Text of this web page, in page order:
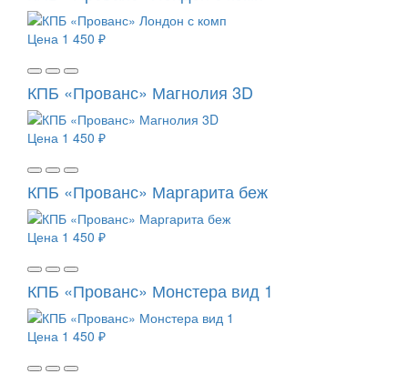
Цена 1 450 ₽
КПБ «Прованс» Магнолия 3D
Цена 1 450 ₽
КПБ «Прованс» Маргарита беж
Цена 1 450 ₽
КПБ «Прованс» Монстера вид 1
Цена 1 450 ₽